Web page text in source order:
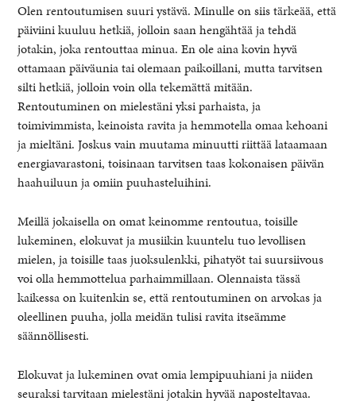
Olen rentoutumisen suuri ystävä. Minulle on siis tärkeää, että
päiviini kuuluu hetkiä, jolloin saan hengähtää ja tehdä
jotakin, joka rentouttaa minua. En ole aina kovin hyvä
ottamaan päiväunia tai olemaan paikoillani, mutta tarvitsen
silti hetkiä, jolloin voin olla tekemättä mitään.
Rentoutuminen on mielestäni yksi parhaista, ja
toimivimmista, keinoista ravita ja hemmotella omaa kehoani
ja mieltäni. Joskus vain muutama minuutti riittää lataamaan
energiavarastoni, toisinaan tarvitsen taas kokonaisen päivän
haahuiluun ja omiin puuhasteluihini.
Meillä jokaisella on omat keinomme rentoutua, toisille
lukeminen, elokuvat ja musiikin kuuntelu tuo levollisen
mielen, ja toisille taas juoksulenkki, pihatyöt tai suursiivous
voi olla hemmottelua parhaimmillaan. Olennaista tässä
kaikessa on kuitenkin se, että rentoutuminen on arvokas ja
oleellinen puuha, jolla meidän tulisi ravita itseämme
säännöllisesti.
Elokuvat ja lukeminen ovat omia lempipuuhiani ja niiden
seuraksi tarvitaan mielestäni jotakin hyvää naposteltavaa.